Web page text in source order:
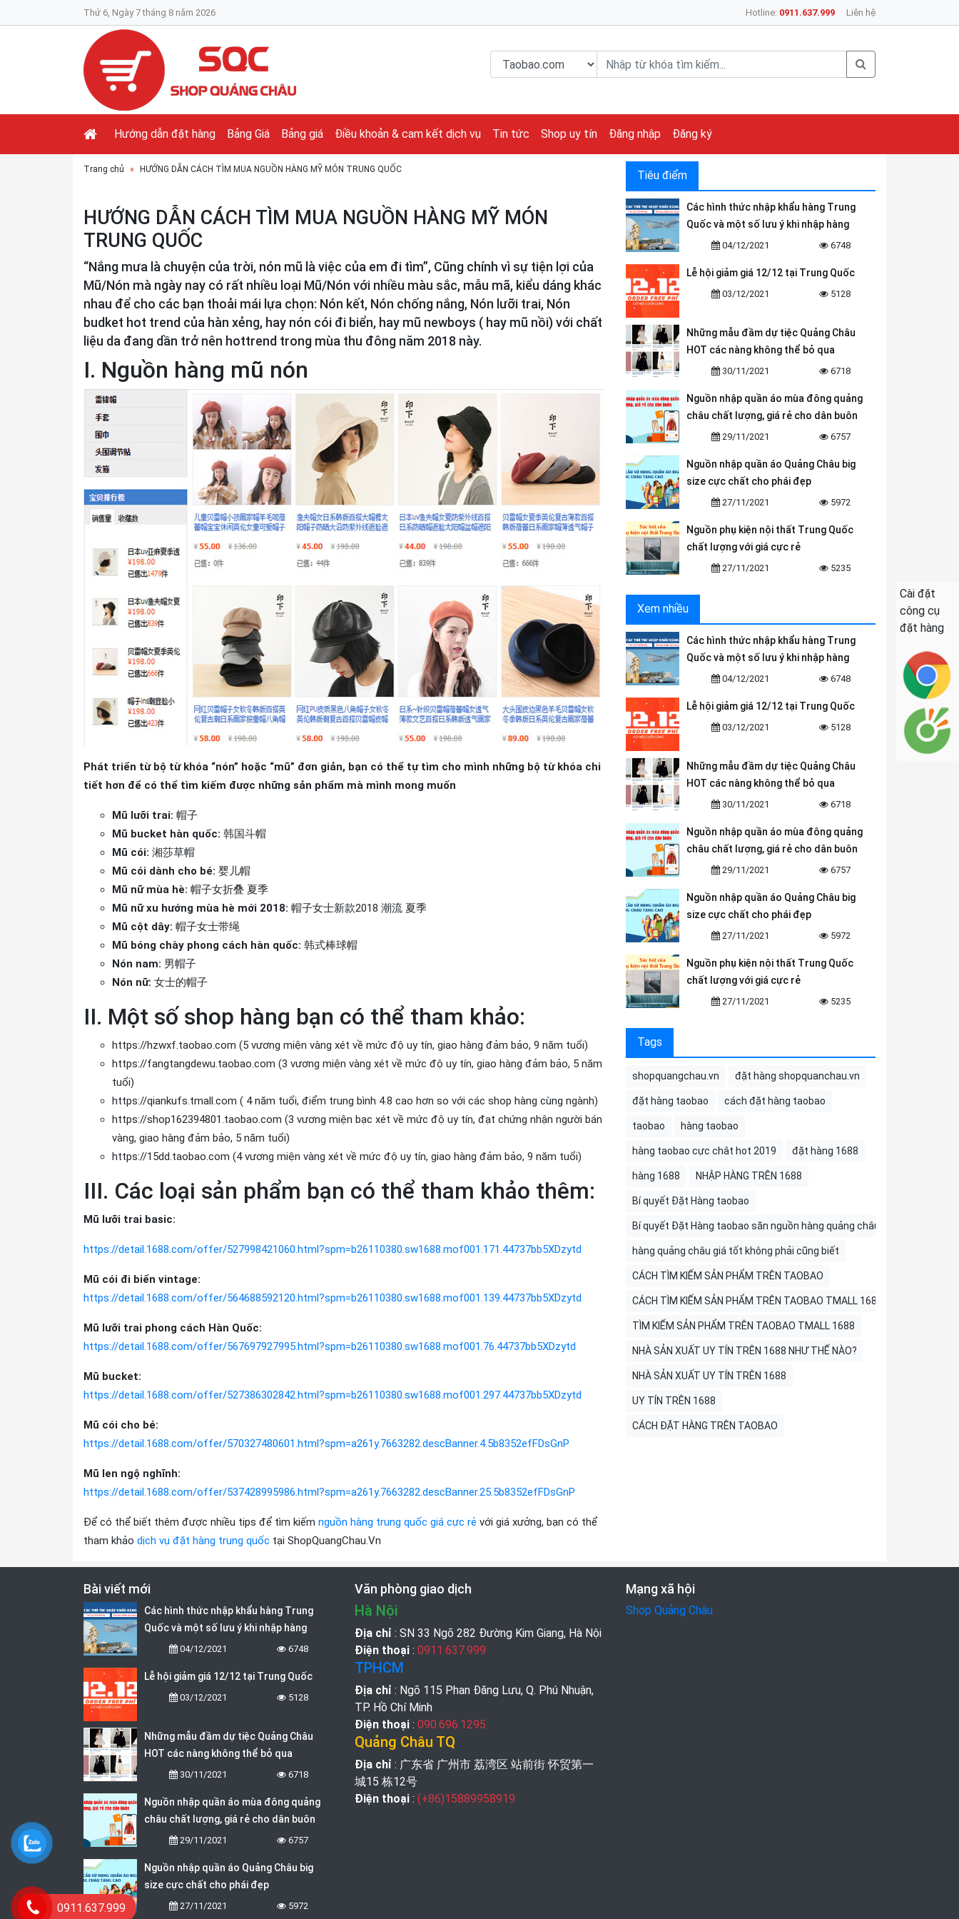
Thứ 6, Ngày 7 tháng 8 năm 2026 Hotline: 0911.637.999 Liên hệ
Hướng dẫn đặt hàng Bảng Giá Bảng giá Điều khoản & cam kết dịch vụ Tin tức Shop uy tín Đăng nhập Đăng ký
Trang chủ HƯỚNG DẪN CÁCH TÌM MUA NGUỒN HÀNG MỸ MÓN TRUNG QUỐC
HƯỚNG DẪN CÁCH TÌM MUA NGUỒN HÀNG MỸ MÓN
TRUNG QUỐC
“Nắng mưa là chuyện của trời, nón mũ là việc của em đi tìm”, Cũng chính vì sự tiện lợi của
Mũ/Nón mà ngày nay có rất nhiều loại Mũ/Nón với nhiều màu sắc, mẫu mã, kiểu dáng khác
nhau để cho các bạn thoải mái lựa chọn: Nón kết, Nón chống nắng, Nón lưỡi trai, Nón
budket hot trend của hàn xẻng, hay nón cói đi biển, hay mũ newboys ( hay mũ nồi) với chất
liệu da đang dần trở nên hottrend trong mùa thu đông năm 2018 này.
I. Nguồn hàng mũ nón
Phát triển từ bộ từ khóa “nón” hoặc “mũ” đơn giản, bạn có thể tự tìm cho mình những bộ từ khóa chi
tiết hơn để có thể tìm kiếm được những sản phẩm mà mình mong muốn
Mũ lưỡi trai: 帽子
Mũ bucket hàn quốc: 韩国斗帽
Mũ cói: 湘莎草帽
Mũ cói dành cho bé: 婴儿帽
Mũ nữ mùa hè: 帽子女折叠 夏季
Mũ nữ xu hướng mùa hè mới 2018: 帽子女士新款2018 潮流 夏季
Mũ cột dây: 帽子女士带绳
Mũ bóng chày phong cách hàn quốc: 韩式棒球帽
Nón nam: 男帽子
Nón nữ: 女士的帽子
II. Một số shop hàng bạn có thể tham khảo:
https://hzwxf.taobao.com (5 vương miện vàng xét về mức độ uy tín, giao hàng đảm bảo, 9 năm tuổi)
https://fangtangdewu.taobao.com (3 vương miện vàng xét về mức độ uy tín, giao hàng đảm bảo, 5 năm
tuổi)
https://qiankufs.tmall.com ( 4 năm tuổi, điểm trung bình 4.8 cao hơn so với các shop hàng cùng ngành)
https://shop162394801.taobao.com (3 vương miện bạc xét về mức độ uy tín, đạt chứng nhận người bán
vàng, giao hàng đảm bảo, 5 năm tuổi)
https://15dd.taobao.com (4 vương miện vàng xét về mức độ uy tín, giao hàng đảm bảo, 9 năm tuổi)
III. Các loại sản phẩm bạn có thể tham khảo thêm:
Mũ lưỡi trai basic:
https://detail.1688.com/offer/527998421060.html?spm=b26110380.sw1688.mof001.171.44737bb5XDzytd
Mũ cói đi biển vintage:
https://detail.1688.com/offer/564688592120.html?spm=b26110380.sw1688.mof001.139.44737bb5XDzytd
Mũ lưỡi trai phong cách Hàn Quốc:
https://detail.1688.com/offer/567697927995.html?spm=b26110380.sw1688.mof001.76.44737bb5XDzytd
Mũ bucket:
https://detail.1688.com/offer/527386302842.html?spm=b26110380.sw1688.mof001.297.44737bb5XDzytd
Mũ cói cho bé:
https://detail.1688.com/offer/570327480601.html?spm=a261y.7663282.descBanner.4.5b8352efFDsGnP
Mũ len ngộ nghĩnh:
https://detail.1688.com/offer/537428995986.html?spm=a261y.7663282.descBanner.25.5b8352efFDsGnP
Để có thể biết thêm được nhiều tips để tìm kiếm nguồn hàng trung quốc giá cực rẻ với giá xưởng, bạn có thể
tham khảo dịch vụ đặt hàng trung quốc tại ShopQuangChau.Vn
Tiêu điểm
Các hình thức nhập khẩu hàng Trung
Quốc và một số lưu ý khi nhập hàng
04/12/2021 6748
Lễ hội giảm giá 12/12 tại Trung Quốc
03/12/2021 5128
Những mẫu đầm dự tiệc Quảng Châu
HOT các nàng không thể bỏ qua
30/11/2021 6718
Nguồn nhập quần áo mùa đông quảng
châu chất lượng, giá rẻ cho dân buôn
29/11/2021 6757
Nguồn nhập quần áo Quảng Châu big
size cực chất cho phái đẹp
27/11/2021 5972
Nguồn phụ kiện nội thất Trung Quốc
chất lượng với giá cực rẻ
27/11/2021 5235
Xem nhiều
Các hình thức nhập khẩu hàng Trung
Quốc và một số lưu ý khi nhập hàng
04/12/2021 6748
Lễ hội giảm giá 12/12 tại Trung Quốc
03/12/2021 5128
Những mẫu đầm dự tiệc Quảng Châu
HOT các nàng không thể bỏ qua
30/11/2021 6718
Nguồn nhập quần áo mùa đông quảng
châu chất lượng, giá rẻ cho dân buôn
29/11/2021 6757
Nguồn nhập quần áo Quảng Châu big
size cực chất cho phái đẹp
27/11/2021 5972
Nguồn phụ kiện nội thất Trung Quốc
chất lượng với giá cực rẻ
27/11/2021 5235
Tags
shopquangchau.vn đặt hàng shopquanchau.vn
đặt hàng taobao cách đặt hàng taobao
taobao hàng taobao
hàng taobao cực chât hot 2019 đặt hàng 1688
hàng 1688 NHẬP HÀNG TRÊN 1688
Bí quyết Đặt Hàng taobao
Bí quyết Đặt Hàng taobao săn nguồn hàng quảng châu
hàng quảng châu giá tốt không phải cũng biết
CÁCH TÌM KIẾM SẢN PHẨM TRÊN TAOBAO
CÁCH TÌM KIẾM SẢN PHẨM TRÊN TAOBAO TMALL 1688
TÌM KIẾM SẢN PHẨM TRÊN TAOBAO TMALL 1688
NHÀ SẢN XUẤT UY TÍN TRÊN 1688 NHƯ THẾ NÀO?
NHÀ SẢN XUẤT UY TÍN TRÊN 1688
UY TÍN TRÊN 1688
CÁCH ĐẶT HÀNG TRÊN TAOBAO
Cài đặt
công cụ
đặt hàng
Bài viết mới
Các hình thức nhập khẩu hàng Trung
Quốc và một số lưu ý khi nhập hàng
04/12/2021 6748
Lễ hội giảm giá 12/12 tại Trung Quốc
03/12/2021 5128
Những mẫu đầm dự tiệc Quảng Châu
HOT các nàng không thể bỏ qua
30/11/2021 6718
Nguồn nhập quần áo mùa đông quảng
châu chất lượng, giá rẻ cho dân buôn
29/11/2021 6757
Nguồn nhập quần áo Quảng Châu big
size cực chất cho phái đẹp
27/11/2021 5972
Văn phòng giao dịch
Hà Nội
Địa chỉ : SN 33 Ngõ 282 Đường Kim Giang, Hà Nội
Điện thoại: 0911.637.999
TPHCM
Địa chỉ : Ngõ 115 Phan Đăng Lưu, Q. Phú Nhuận,
TP. Hồ Chí Minh
Điện thoại: 090.696.1295
Quảng Châu TQ
Địa chỉ : 广东省 广州市 荔湾区 站前街 怀贸第一
城15 栋12号
Điện thoại: (+86)15889958919
0911.637.999
Mạng xã hội
Shop Quảng Châu